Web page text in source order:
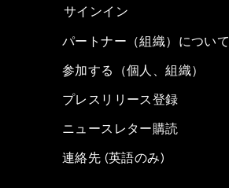
サインイン
パートナー（組織）につい
参加する（個人、組織）
プレスリリース登録
ニュースレター購読
連絡先 (英語のみ)